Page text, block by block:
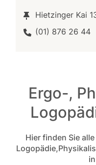
Hietzinger Kai
(01) 876 26 44
Ergo-,
Hier finden Sie